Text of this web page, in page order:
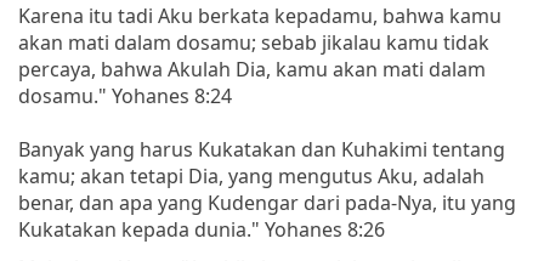
Karena itu tadi Aku berkata kepadamu, bahwa kamu
akan mati dalam dosamu; sebab jikalau kamu tidak
percaya, bahwa Akulah Dia, kamu akan mati dalam
dosamu." Yohanes 8:24
Banyak yang harus Kukatakan dan Kuhakimi tentang
kamu; akan tetapi Dia, yang mengutus Aku, adalah
benar, dan apa yang Kudengar dari pada-Nya, itu yang
Kukatakan kepada dunia." Yohanes 8:26